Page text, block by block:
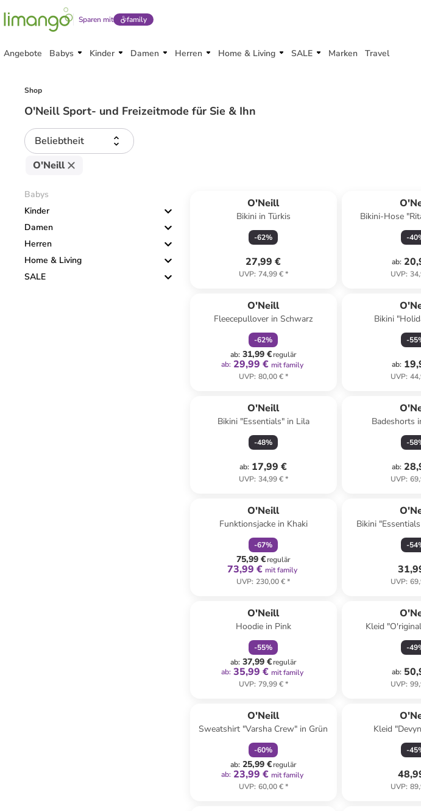
Sparen mit family
Angebote Babys Kinder Damen Herren Home & Living SALE Marken Travel
Shop
O'Neill Sport- und Freizeitmode für Sie & Ihn
Beliebtheit
O'Neill
Babys
Kinder
Damen
Herren
Home & Living
SALE
O'Neill
Bikini in Türkis
-62%
27,99 €
UVP: 74,99 €*
Bikini-Hose
-40
ab:
UVP:
O'Neill
Fleecepullover in Schwarz
-62%
ab: 31,99 €regulär
ab: 29,99 € mit family
UVP: 80,00 €*
Bikini
-55
ab:
UVP:
O'Neill
Bikini "Essentials" in Lila
-48%
ab: 17,99 €
UVP: 34,99 €*
Badeshorts
-58
ab:
UVP:
O'Neill
Funktionsjacke in Khaki
-67%
75,99 €regulär
73,99 € mit family
UVP: 230,00 €*
Bikini
-54
UVP:
O'Neill
Hoodie in Pink
-55%
ab: 37,99 €regulär
ab: 35,99 € mit family
UVP: 79,99 €*
Kleid
-49
ab:
UVP:
O'Neill
Sweatshirt "Varsha Crew" in Grün
-60%
ab: 25,99 €regulär
ab: 23,99 € mit family
UVP: 60,00 €*
Kleid
-45
UVP: